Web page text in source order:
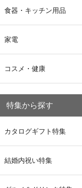
食器・キッチン用品
家電
コスメ・健康
特集から探す
カタログギフト特集
結婚内祝い特集